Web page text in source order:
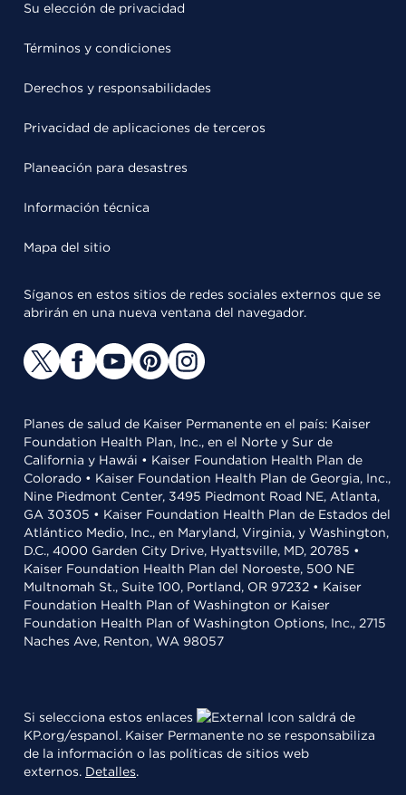
Su elección de privacidad
Términos y condiciones
Derechos y responsabilidades
Privacidad de aplicaciones de terceros
Planeación para desastres
Información técnica
Mapa del sitio
Síganos en estos sitios de redes sociales externos que se
abrirán en una nueva ventana del navegador.
Planes de salud de Kaiser Permanente en el país: Kaiser
Foundation Health Plan, Inc., en el Norte y Sur de
California y Hawái • Kaiser Foundation Health Plan de
Colorado • Kaiser Foundation Health Plan de Georgia, Inc.,
Nine Piedmont Center, 3495 Piedmont Road NE, Atlanta,
GA 30305 • Kaiser Foundation Health Plan de Estados del
Atlántico Medio, Inc., en Maryland, Virginia, y Washington,
D.C., 4000 Garden City Drive, Hyattsville, MD, 20785 •
Kaiser Foundation Health Plan del Noroeste, 500 NE
Multnomah St., Suite 100, Portland, OR 97232 • Kaiser
Foundation Health Plan of Washington or Kaiser
Foundation Health Plan of Washington Options, Inc., 2715
Naches Ave, Renton, WA 98057
Si selecciona estos enlaces
saldrá de
KP.org/espanol. Kaiser Permanente no se responsabiliza
de la información o las políticas de sitios web
externos. Detalles.